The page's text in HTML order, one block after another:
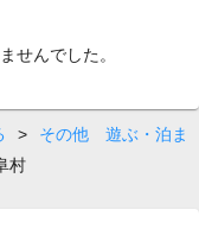
せんでした。
>
その他 遊ぶ・泊ま
村